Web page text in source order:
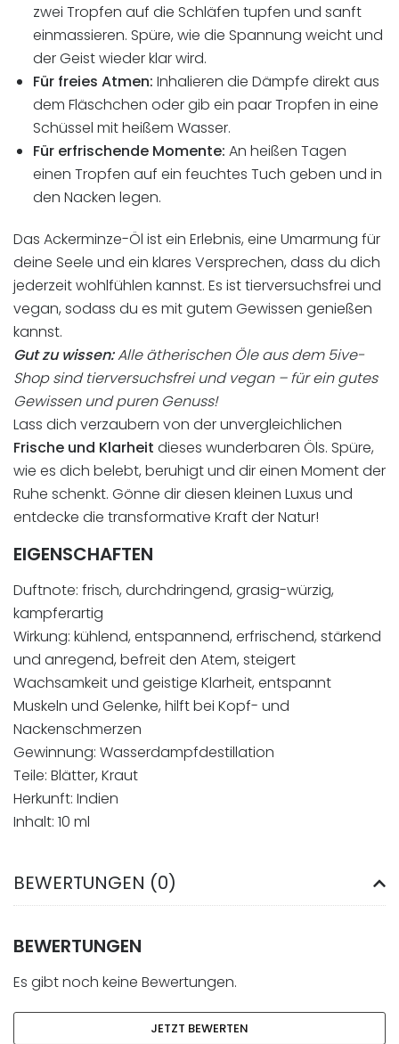
zwei Tropfen auf die Schläfen tupfen und sanft
einmassieren. Spüre, wie die Spannung weicht und
der Geist wieder klar wird.
Für freies Atmen: Inhalieren die Dämpfe direkt aus
dem Fläschchen oder gib ein paar Tropfen in eine
Schüssel mit heißem Wasser.
Für erfrischende Momente: An heißen Tagen
einen Tropfen auf ein feuchtes Tuch geben und in
den Nacken legen.
Das Ackerminze-Öl ist ein Erlebnis, eine Umarmung für
deine Seele und ein klares Versprechen, dass du dich
jederzeit wohlfühlen kannst. Es ist tierversuchsfrei und
vegan, sodass du es mit gutem Gewissen genießen
kannst.
Gut zu wissen:Alle ätherischen Öle aus dem 5ive-
Shop sind tierversuchsfrei und vegan – für ein gutes
Gewissen und puren Genuss!
Lass dich verzaubern von der unvergleichlichen
Frische und Klarheit dieses wunderbaren Öls. Spüre,
wie es dich belebt, beruhigt und dir einen Moment der
Ruhe schenkt. Gönne dir diesen kleinen Luxus und
entdecke die transformative Kraft der Natur!
EIGENSCHAFTEN
Duftnote: frisch, durchdringend, grasig-würzig,
kampferartig
Wirkung: kühlend, entspannend, erfrischend, stärkend
und anregend, befreit den Atem, steigert
Wachsamkeit und geistige Klarheit, entspannt
Muskeln und Gelenke, hilft bei Kopf- und
Nackenschmerzen
Gewinnung: Wasserdampfdestillation
Teile: Blätter, Kraut
Herkunft: Indien
Inhalt: 10 ml
BEWERTUNGEN (0)
BEWERTUNGEN
Es gibt noch keine Bewertungen.
JETZT BEWERTEN